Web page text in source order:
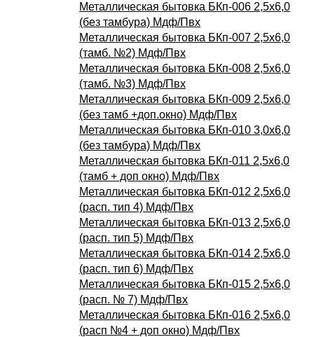
Металлическая бытовка БКп-006 2,5х6,0
(без тамбура) Мдф/Пвх
Металлическая бытовка БКп-007 2,5х6,0
(тамб. №2) Мдф/Пвх
Металлическая бытовка БКп-008 2,5х6,0
(тамб. №3) Мдф/Пвх
Металлическая бытовка БКп-009 2,5х6,0
(без тамб +доп.окно) Мдф/Пвх
Металлическая бытовка БКп-010 3,0х6,0
(без тамбура) Мдф/Пвх
Металлическая бытовка БКп-011 2,5х6,0
(тамб + доп окно) Мдф/Пвх
Металлическая бытовка БКп-012 2,5х6,0
(расп. тип 4) Мдф/Пвх
Металлическая бытовка БКп-013 2,5х6,0
(расп. тип 5) Мдф/Пвх
Металлическая бытовка БКп-014 2,5х6,0
(расп. тип 6) Мдф/Пвх
Металлическая бытовка БКп-015 2,5х6,0
(расп. № 7) Мдф/Пвх
Металлическая бытовка БКп-016 2,5х6,0
(расп №4 + доп окно) Мдф/Пвх